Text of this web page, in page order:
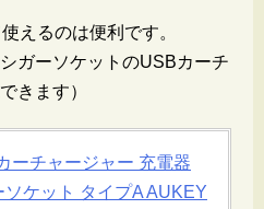
えるのは便利です。
ガーソケットのUSBカーチ
きます）
ーチャージャー 充電器
ソケット タイプA AUKEY